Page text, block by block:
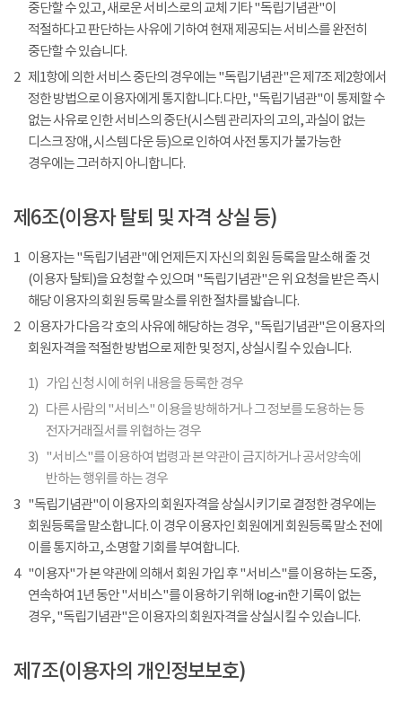
중단할 수 있고, 새로운 서비스로의 교체 기타 "독립기념관"이
적절하다고 판단하는 사유에 기하여 현재 제공되는 서비스를 완전히
중단할 수 있습니다.
2 제1항에 의한 서비스 중단의 경우에는 "독립기념관"은 제7조 제2항에서
정한 방법으로 이용자에게 통지합니다. 다만, "독립기념관"이 통제할 수
없는 사유로 인한 서비스의 중단(시스템 관리자의 고의, 과실이 없는
디스크 장애, 시스템 다운 등)으로 인하여 사전 통지가 불가능한
경우에는 그러하지 아니합니다.
제6조(이용자 탈퇴 및 자격 상실 등)
1 이용자는 "독립기념관"에 언제든지 자신의 회원 등록을 말소해 줄 것
(이용자 탈퇴)을 요청할 수 있으며 "독립기념관"은 위 요청을 받은 즉시
해당 이용자의 회원 등록 말소를 위한 절차를 밟습니다.
2 이용자가 다음 각 호의 사유에 해당하는 경우, "독립기념관"은 이용자의
회원자격을 적절한 방법으로 제한 및 정지, 상실시킬 수 있습니다.
1) 가입 신청 시에 허위 내용을 등록한 경우
2) 다른 사람의 "서비스" 이용을 방해하거나 그 정보를 도용하는 등
전자거래질서를 위협하는 경우
3) "서비스"를 이용하여 법령과 본 약관이 금지하거나 공서양속에
반하는 행위를 하는 경우
3 "독립기념관"이 이용자의 회원자격을 상실시키기로 결정한 경우에는
회원등록을 말소합니다. 이 경우 이용자인 회원에게 회원등록 말소 전에
이를 통지하고, 소명할 기회를 부여합니다.
4
"이용자"가 본 약관에 의해서 회원 가입 후 "서비스"를 이용하는 도중,
연속하여 1년 동안 "서비스"를 이용하기 위해 log-in한 기록이 없는
경우, "독립기념관"은 이용자의 회원자격을 상실시킬 수 있습니다.
제7조(이용자의 개인정보보호)